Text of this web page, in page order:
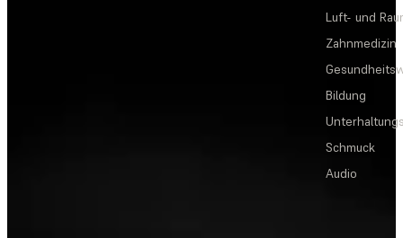
Luft- und
Zahnmedizin
Bildung
Schmuck
Audio